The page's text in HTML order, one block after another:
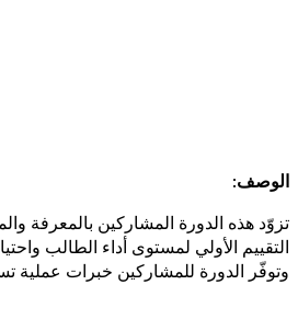
الوصف:
تزوّد هذه الدورة المشاركين بالمعرفة
التقييم الأولي لمستوى أداء الطالب
وتوفّر الدورة للمشاركين خبرات عملية